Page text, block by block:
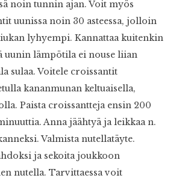
noin tunnin ajan. Voit myös
uunissa noin 30 asteessa, jolloin
lyhyempi. Kannattaa kuitenkin
uunin lämpötila ei nouse liian
sulaa. Voitele croissantit
kananmunan keltuaisella,
Paista croissantteja ensin 200
Anna jäähtyä ja leikkaa n.
Valmista nutellatäyte.
ja sekoita joukkoon
nutella. Tarvittaessa voit